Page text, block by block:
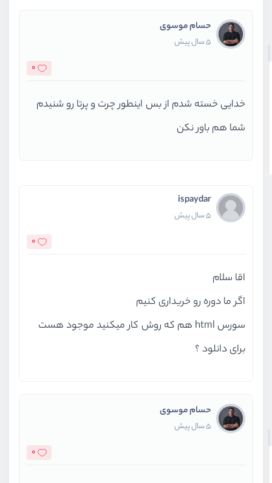
حسام موسوی
5 سال پیش
0
خدایی خسته شدم از بس اینطور چرت و پرتا رو شنیدم
شما هم باور نکن
ispaydar
5 سال پیش
0
اقا سلام
اگر ما دوره رو خریداری کنیم
سورس html هم که روش کار میکنید موجود هست
برای دانلود ؟
حسام موسوی
5 سال پیش
0